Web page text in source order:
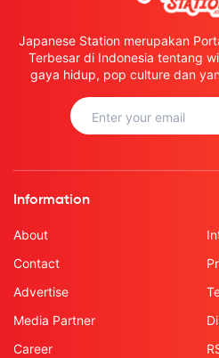
Japanese Station merupakan
Terbesar di Indonesia tentang
gaya hidup, pop culture dan
Information
About
Contact
Advertise
Media Partner
Career